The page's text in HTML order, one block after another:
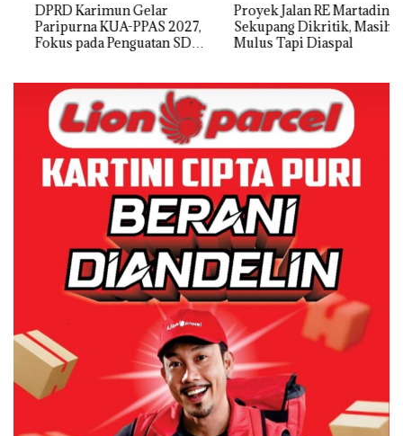
DPRD Karimun Gelar
Paripurna KUA-PPAS 2027,
Fokus pada Penguatan SDM,
Proyek Jalan RE Martadinata
Sekupang Dikritik, Masih
Mulus Tapi Diaspal